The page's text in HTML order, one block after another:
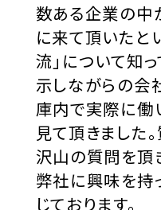
FLEET
保有車両
会社概要
数ある企業の中
に来て頂いたと
流」について知
示しながらの会
庫内で実際に働
見て頂きました
沢山の質問を頂
弊社に興味を持
じております。